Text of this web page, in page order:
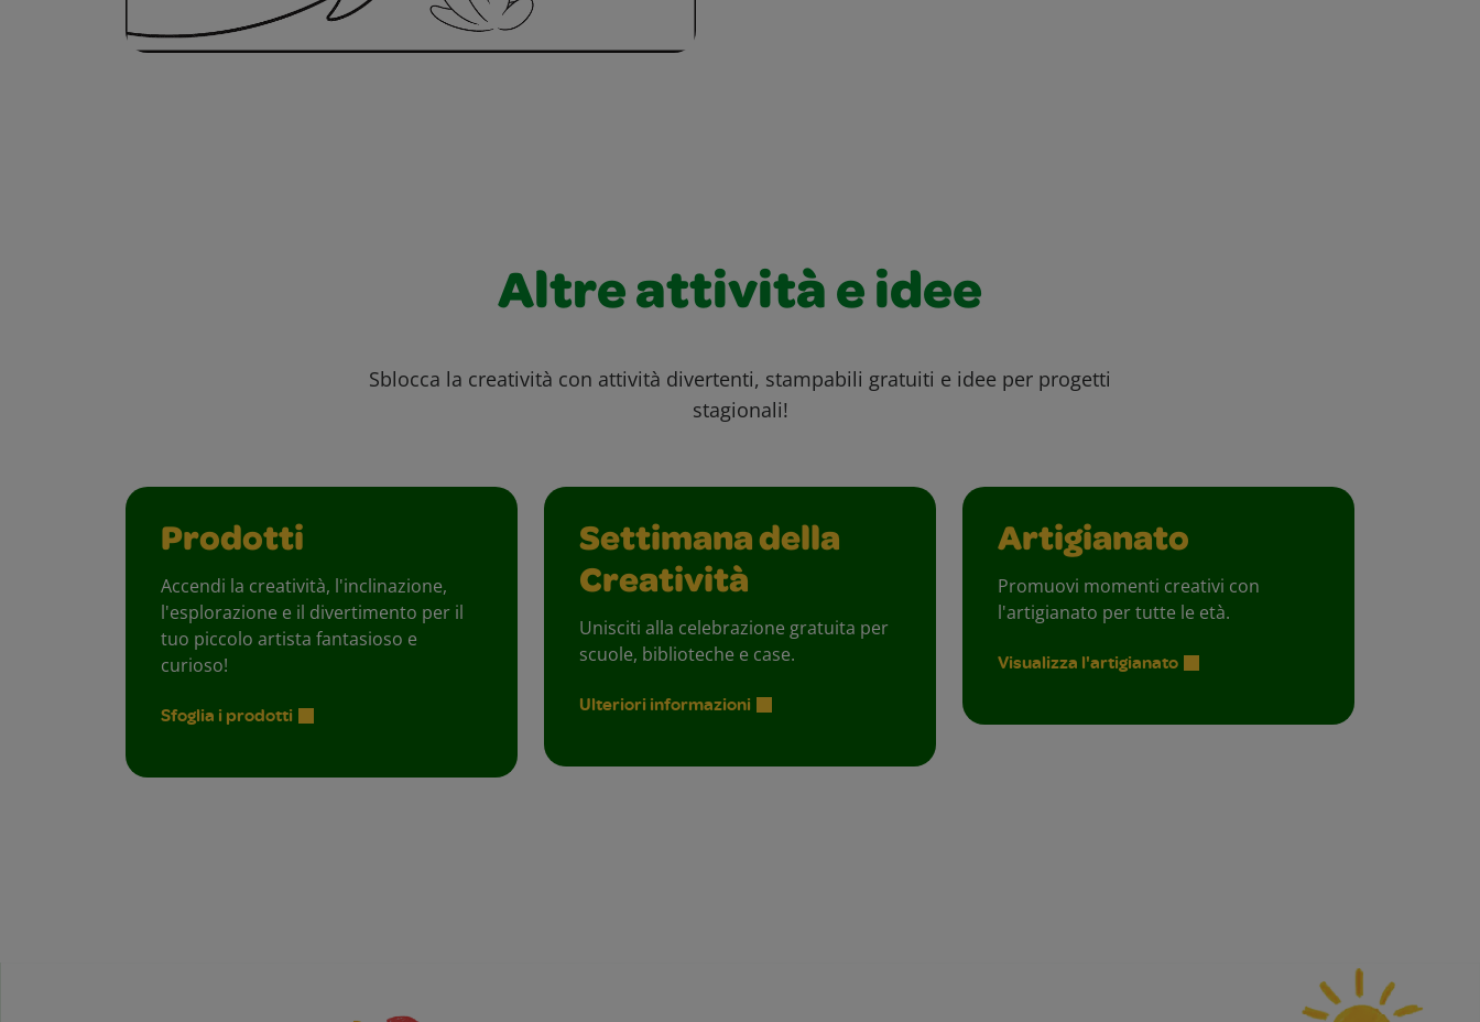
Altre attività e idee
Sblocca la creatività con attività divertenti, stampabili gratuiti e idee per progetti
stagionali!
Prodotti
Accendi la creatività, l'inclinazione,
l'esplorazione e il divertimento per il
tuo piccolo artista fantasioso e
curioso!
Sfoglia i prodotti
Settimana della
Creatività
Unisciti alla celebrazione gratuita per
scuole, biblioteche e case.
Ulteriori informazioni
Artigianato
Promuovi momenti creativi con
l'artigianato per tutte le età.
Visualizza l'artigianato